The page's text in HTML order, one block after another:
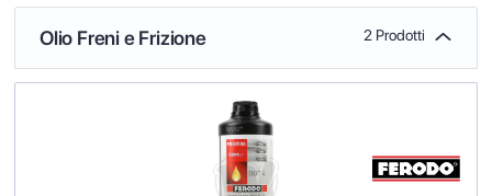
Olio Freni e Frizione 2 Prodotti